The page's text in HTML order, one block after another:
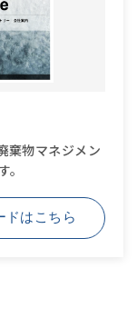
棄物マネジメン
ドはこちら